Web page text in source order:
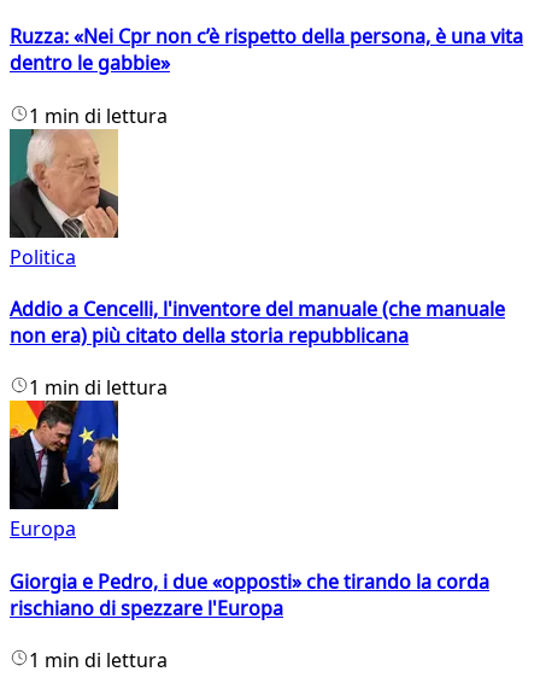
Ruzza: «Nei Cpr non c’è rispetto della persona, è una vita
dentro le gabbie»
1 min di lettura
Politica
Addio a Cencelli, l'inventore del manuale (che manuale
non era) più citato della storia repubblicana
1 min di lettura
Europa
Giorgia e Pedro, i due «opposti» che tirando la corda
rischiano di spezzare l'Europa
1 min di lettura